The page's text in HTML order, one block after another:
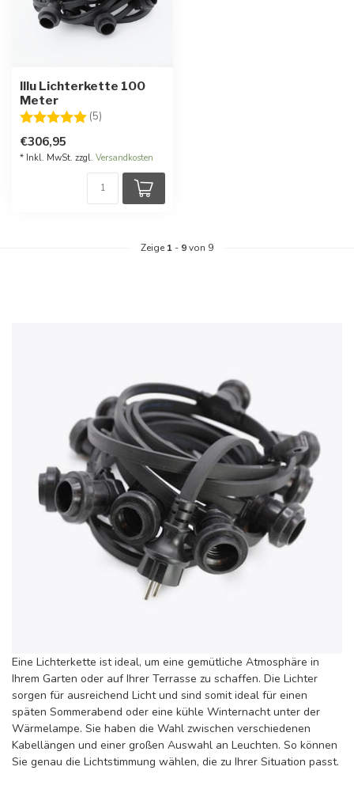
Illu Lichterkette 100
Meter
Bewertung:
(5)
€306,95
* Inkl. MwSt. zzgl. Versandkosten
Zeige 1 - 9von 9
Eine Lichterkette ist ideal, um eine gemütliche Atmosphäre in
Ihrem Garten oder auf Ihrer Terrasse zu schaffen. Die Lichter
sorgen für ausreichend Licht und sind somit ideal für einen
späten Sommerabend oder eine kühle Winternacht unter der
Wärmelampe. Sie haben die Wahl zwischen verschiedenen
Kabellängen und einer großen Auswahl an Leuchten. So können
Sie genau die Lichtstimmung wählen, die zu Ihrer Situation passt.